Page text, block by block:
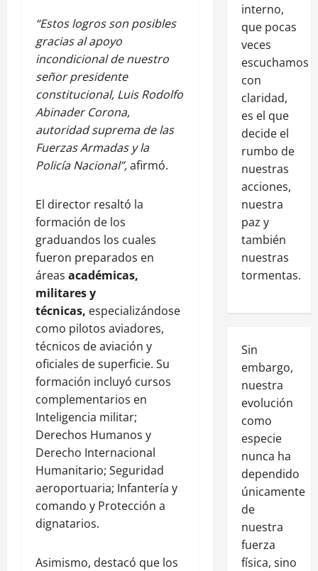
“Estos logros son posibles
gracias al apoyo
incondicional de nuestro
señor presidente
constitucional, Luis Rodolfo
Abinader Corona,
autoridad suprema de las
Fuerzas Armadas y la
Policía Nacional”,afirmó.
El director resaltó la
formación de los
graduandos los cuales
fueron preparados en
áreas académicas,
militares y
técnicas, especializándose
como pilotos aviadores,
técnicos de aviación y
oficiales de superficie. Su
formación incluyó cursos
complementarios en
Inteligencia militar;
Derechos Humanos y
Derecho Internacional
Humanitario; Seguridad
aeroportuaria; Infantería y
comando y Protección a
dignatarios.
Asimismo, destacó que los
interno,
que pocas
veces
escuchamos
con
claridad,
es el que
decide el
rumbo de
nuestras
acciones,
nuestra
paz y
también
nuestras
tormentas.
Sin
embargo,
nuestra
evolución
como
especie
nunca ha
dependido
únicamente
de
nuestra
fuerza
física, sino